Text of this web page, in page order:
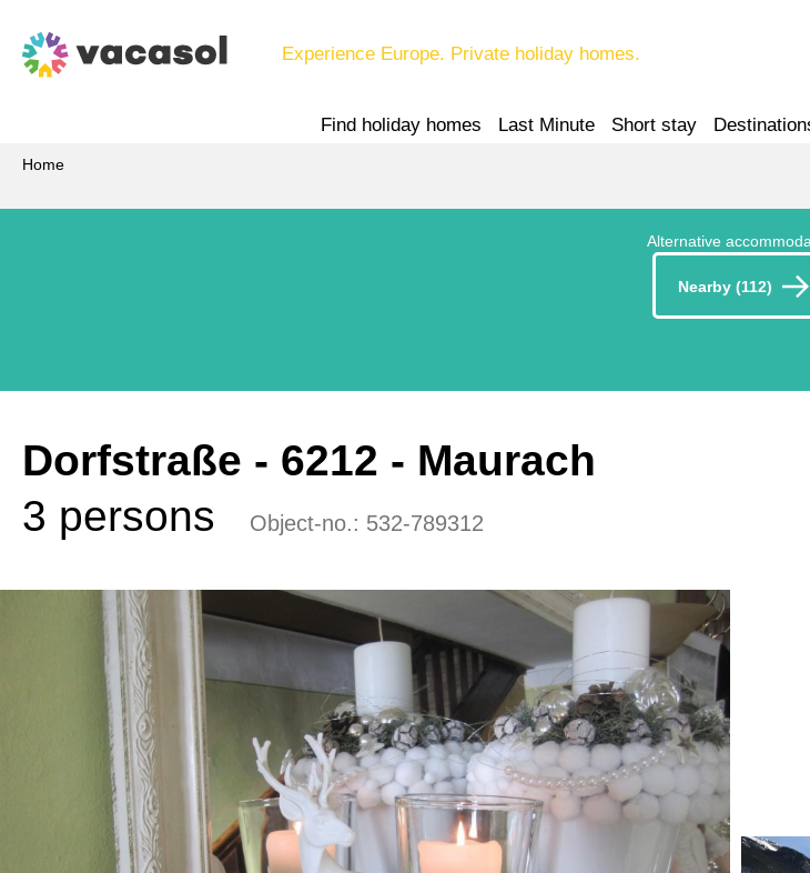
Experience Europe. Private holiday homes.
Find holiday homes Last Minute Short stay
Home
Alternative
Nearby (112)
Dorfstraße - 6212 - Maurach
3 persons
Object-no.: 532-789312